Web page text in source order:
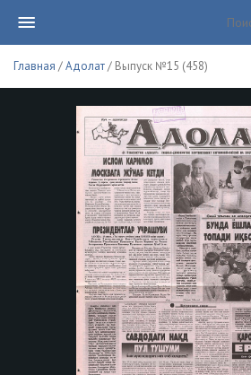
Главная /Адолат/ Выпуск №15 (458)